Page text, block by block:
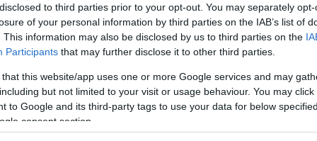
to third parties prior to your opt-out. You may separately
of your personal information by third parties on the IAB’s list of
This information may also be disclosed by us to third parties on the
Participants that may further disclose it to other third parties.
that this website/app uses one or more Google services and may
but not limited to your visit or usage behaviour. You may
to Google and its third-party tags to use your data for below
consent section.
is ahol gyermekek és felnőttek egyaránt
különböző rendezvényekre is alkalmas